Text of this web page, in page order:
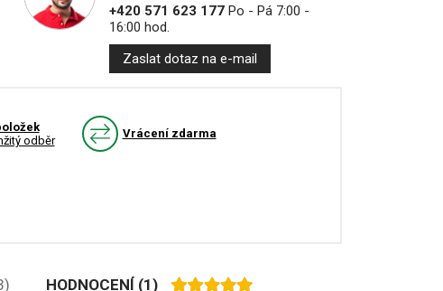
+420 571 623 177Po - Pá 7:00 -
16:00 hod.
Zaslat dotaz na e-mail
odběr
Vrácení zdarma
HODNOCENÍ (1)